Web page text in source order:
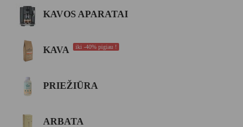
KAVOS APARATAI
KAVA iki -40% pigiau !
PRIEŽIŪRA
ARBATA